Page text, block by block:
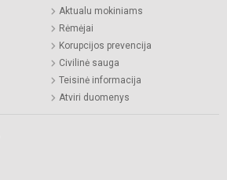
Aktualu mokiniams
Rėmėjai
Korupcijos prevencija
Civilinė sauga
Teisinė informacija
Atviri duomenys